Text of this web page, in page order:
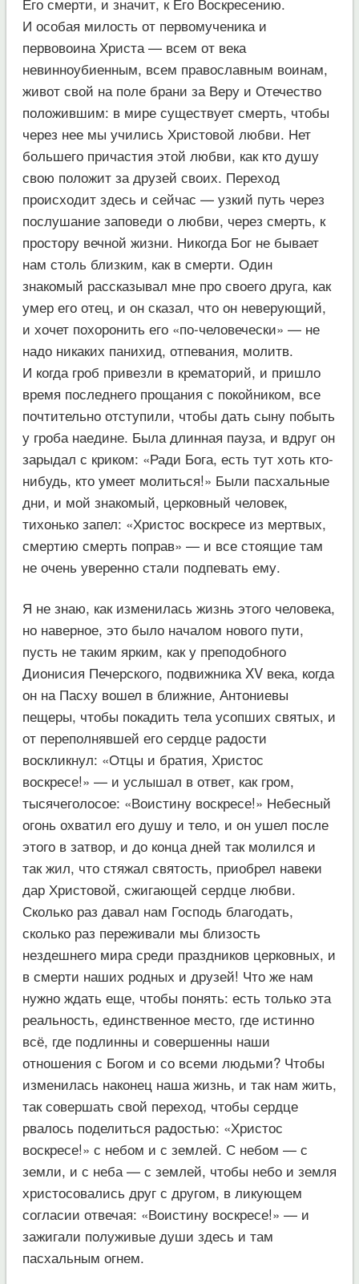
И особая милость от первомученика и
первовоина Христа — всем от века
невинноубиенным, всем православным воинам,
живот свой на поле брани за Веру и Отечество
положившим: в мире существует смерть, чтобы
через нее мы учились Христовой любви. Нет
большего причастия этой любви, как кто душу
свою положит за друзей своих. Переход
происходит здесь и сейчас — узкий путь через
послушание заповеди о любви, через смерть, к
простору вечной жизни. Никогда Бог не бывает
нам столь близким, как в смерти. Один
знакомый рассказывал мне про своего друга, как
умер его отец, и он сказал, что он неверующий,
и хочет похоронить его «по-человечески» — не
надо никаких панихид, отпевания, молитв.
И когда гроб привезли в крематорий, и пришло
время последнего прощания с покойником, все
почтительно отступили, чтобы дать сыну побыть
у гроба наедине. Была длинная пауза, и вдруг он
зарыдал с криком: «Ради Бога, есть тут хоть кто-
нибудь, кто умеет молиться!» Были пасхальные
дни, и мой знакомый, церковный человек,
тихонько запел: «Христос воскресе из мертвых,
смертию смерть поправ» — и все стоящие там
не очень уверенно стали подпевать ему.
Я не знаю, как изменилась жизнь этого человека,
но наверное, это было началом нового пути,
пусть не таким ярким, как у преподобного
Дионисия Печерского, подвижника XV века, когда
он на Пасху вошел в ближние, Антониевы
пещеры, чтобы покадить тела усопших святых, и
от переполнявшей его сердце радости
воскликнул: «Отцы и братия, Христос
воскресе!» — и услышал в ответ, как гром,
тысячеголосое: «Воистину воскресе!» Небесный
огонь охватил его душу и тело, и он ушел после
этого в затвор, и до конца дней так молился и
так жил, что стяжал святость, приобрел навеки
дар Христовой, сжигающей сердце любви.
Сколько раз давал нам Господь благодать,
сколько раз переживали мы близость
нездешнего мира среди праздников церковных, и
в смерти наших родных и друзей! Что же нам
нужно ждать еще, чтобы понять: есть только эта
реальность, единственное место, где истинно
всё, где подлинны и совершенны наши
отношения с Богом и со всеми людьми? Чтобы
изменилась наконец наша жизнь, и так нам жить,
так совершать свой переход, чтобы сердце
рвалось поделиться радостью: «Христос
воскресе!» с небом и с землей. С небом — с
земли, и с неба — с землей, чтобы небо и земля
христосовались друг с другом, в ликующем
согласии отвечая: «Воистину воскресе!» — и
зажигали полуживые души здесь и там
пасхальным огнем.